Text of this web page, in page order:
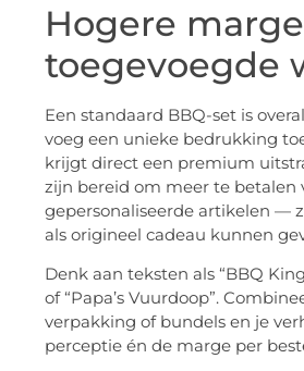
Hogere
toegevoegde
Een standaard BBQ-set is
voeg een unieke bedrukking
krijgt direct een premium
zijn bereid om meer te betalen
gepersonaliseerde artikelen —
als origineel cadeau kunnen
Denk aan teksten als “BBQ
of “Papa’s Vuurdoop”.
verpakking of bundels en je
perceptie én de marge per